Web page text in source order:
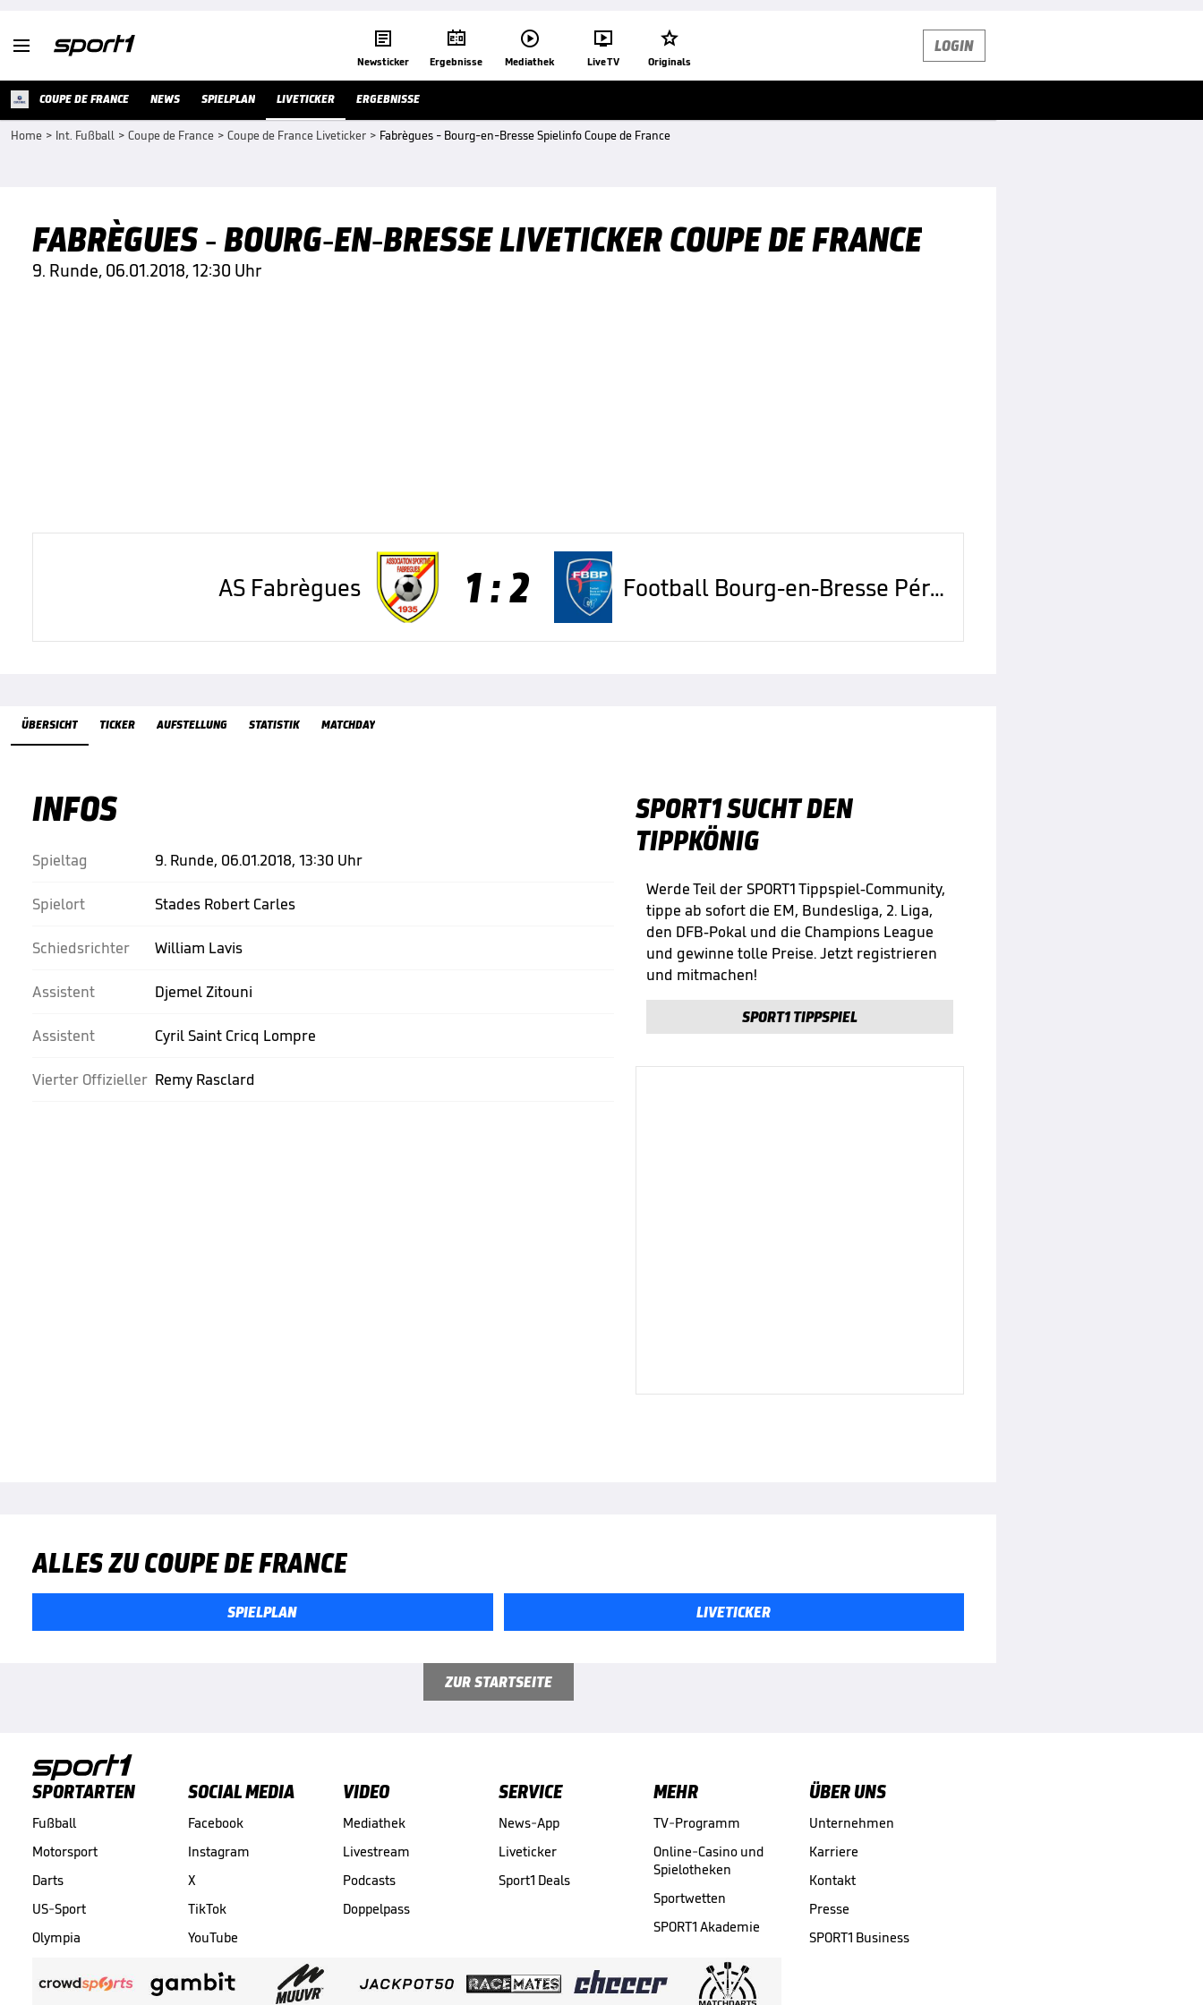
 
Newsticker

Ergebnisse

Mediathek

Live TV

Originals
LOGIN
COUPE DE FRANCE NEWS SPIELPLAN LIVETICKER ERGEBNISSE
Home > Int. Fußball > Coupe de France > Coupe de France Liveticker > Fabrègues - Bourg-en-Bresse Spielinfo Coupe de France
FABRÈGUES - BOURG-EN-BRESSE LIVETICKER COUPE DE FRANCE
9. Runde, 06.01.2018, 12:30 Uhr
AS Fabrègues 1 : 2 Football Bourg-en-Bresse Péronnas 01
ÜBERSICHT TICKER AUFSTELLUNG STATISTIK MATCHDAY
Übersicht
INFOS
Spieltag
Spielort
Schiedsrichter
Assistent
Assistent
Vierter Offizieller
9. Runde, 06.01.2018, 13:30 Uhr
Stades Robert Carles
William Lavis
Djemel Zitouni
Cyril Saint Cricq Lompre
Remy Rasclard
SPORT1 SUCHT DEN
TIPPKÖNIG
Werde Teil der SPORT1 Tippspiel-Community,
tippe ab sofort die EM, Bundesliga, 2. Liga,
den DFB-Pokal und die Champions League
und gewinne tolle Preise. Jetzt registrieren
und mitmachen!
SPORT1 TIPPSPIEL
ALLES ZU COUPE DE FRANCE
SPIELPLAN LIVETICKER
ZUR STARTSEITE
SPORTARTEN
Fußball
Motorsport
Darts
US-Sport
Olympia
SOCIAL MEDIA
Facebook
Instagram
X
TikTok
YouTube
VIDEO
Mediathek
Livestream
Podcasts
Doppelpass
SERVICE
News-App
Liveticker
Sport1 Deals
MEHR
TV-Programm
Online-Casino und
Spielotheken
Sportwetten
SPORT1 Akademie
ÜBER UNS
Unternehmen
Karriere
Kontakt
Presse
SPORT1 Business